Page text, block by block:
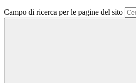
Campo di ricerca per le pagine del sito